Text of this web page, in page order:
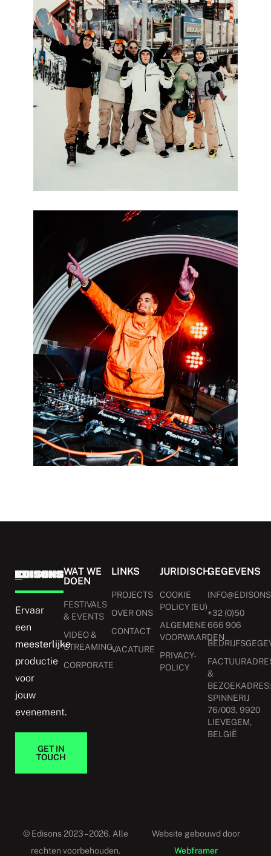
Ervaar
een
meesterlijke
productie
voor
jouw
evenement.
GET IN
TOUCH
WAT WE
DOEN
FESTIVALS
& EVENTS
VIDEO &
STREAMING
CORPORATE
LINKS
PROJECTS
OVER ONS
CONTACT
VACATURE
JURIDISCH
COOKIE
POLICY (EU)
ALGEMENE
VOORWAARDEN
PRIVACY-
POLICY
GEGEVENS
+32 (0)50
666 906
&
BEZOEKADRES:
SPINNERIJ
76/003, 9920
LIEVEGEM,
BELGIË
© Edisons 2023 – 2026. Alle
rechten voorbehouden.
Website gebouwd door
Webframer